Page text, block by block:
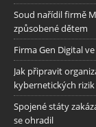
Soud nařídil firmě
způsobené dětem
Firma Gen Digital
Jak připravit
kybernetických rizik
Spojené státy
se ohradil